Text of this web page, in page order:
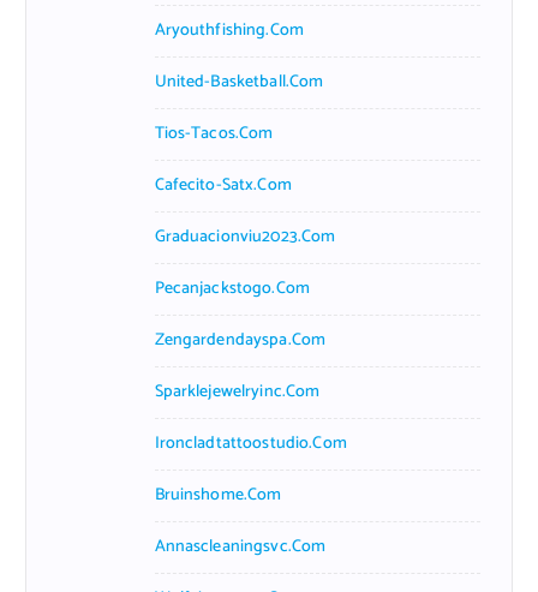
Aryouthfishing.com
United-Basketball.com
Tios-Tacos.com
Cafecito-Satx.com
Graduacionviu2023.com
Pecanjackstogo.com
Zengardendayspa.com
Sparklejewelryinc.com
Ironcladtattoostudio.com
Bruinshome.com
Annascleaningsvc.com